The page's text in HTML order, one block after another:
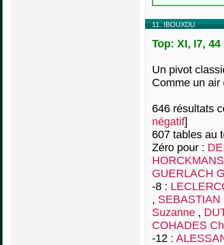
11. IBOUXDU
Top: XI, I7,
Un pivot
Comme un air
646 résultats
négatif]
607 tables au
Zéro pour :
GUERLACH
-8 :
, SEBASTIAN
Suzanne ,
COHADES
-12 :